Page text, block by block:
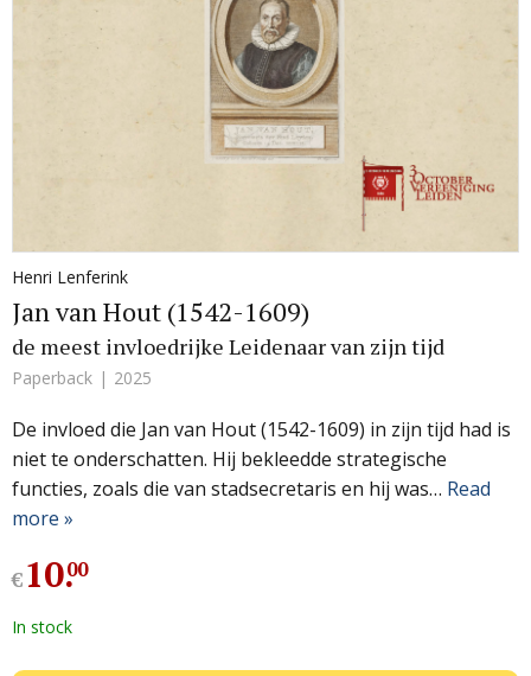
Henri Lenferink
Jan van Hout (1542-1609)
de meest invloedrijke Leidenaar van zijn tijd
Paperback 2025
De invloed die Jan van Hout (1542-1609) in zijn tijd had is
niet te onderschatten. Hij bekleedde strategische
functies, zoals die van stadsecretaris en hij was… Read
more »
€10.
00
In stock